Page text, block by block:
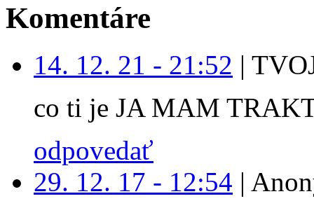
Komentáre
14. 12. 21 - 21:52 |
co ti je JA MAM
odpovedať
29. 12. 17 - 12:54 |